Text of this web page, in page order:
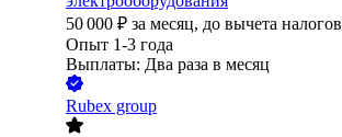
50 000 ₽ за месяц, до вычета налогов
Опыт 1-3 года
Выплаты: Два раза в месяц
Rubex group